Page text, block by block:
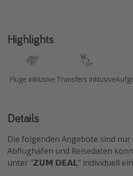
Highlights
Flüge inklusive Transfers inklusive
Details
Die folgenden Angebote sind nur
Abflughäfen und Reisedaten
unter "𝗭𝗨𝗠 𝗗𝗘𝗔𝗟" individuell